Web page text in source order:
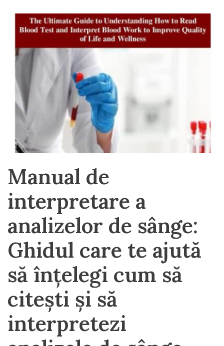
Manual de
interpretare a
analizelor de sânge:
Ghidul care te ajută
să înțelegi cum să
citești și să
interpretezi